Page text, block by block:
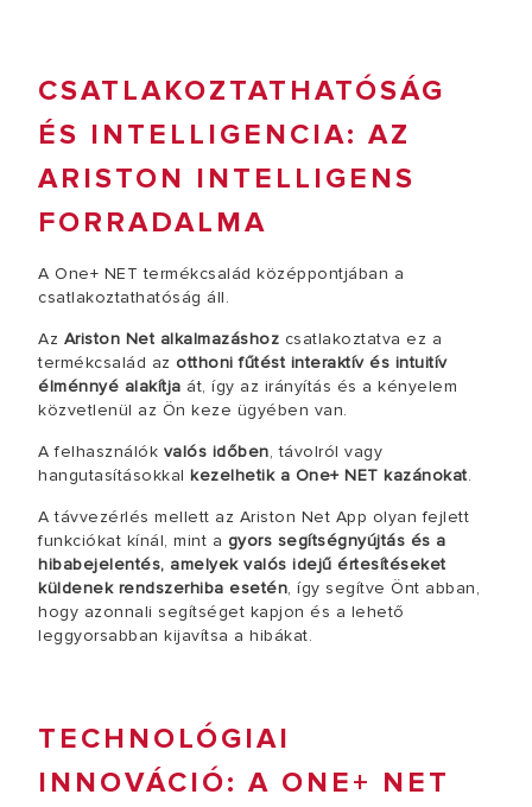
CSATLAKOZTATHATÓSÁG
ÉS INTELLIGENCIA: AZ
ARISTON INTELLIGENS
FORRADALMA
A One+ NET termékcsalád középpontjában a
csatlakoztathatóság áll.
Az Ariston Net alkalmazáshoz csatlakoztatva ez a
termékcsalád az otthoni fűtést interaktív és intuitív
élménnyé alakítja át, így az irányítás és a kényelem
közvetlenül az Ön keze ügyében van.
A felhasználók valós időben, távolról vagy
hangutasításokkal kezelhetik a One+ NET kazánokat.
A távvezérlés mellett az Ariston Net App olyan fejlett
funkciókat kínál, mint a gyors segítségnyújtás és a
hibabejelentés, amelyek valós idejű értesítéseket
küldenek rendszerhiba esetén, így segítve Önt abban,
hogy azonnali segítséget kapjon és a lehető
leggyorsabban kijavítsa a hibákat.
TECHNOLÓGIAI
INNOVÁCIÓ: A ONE+ NET